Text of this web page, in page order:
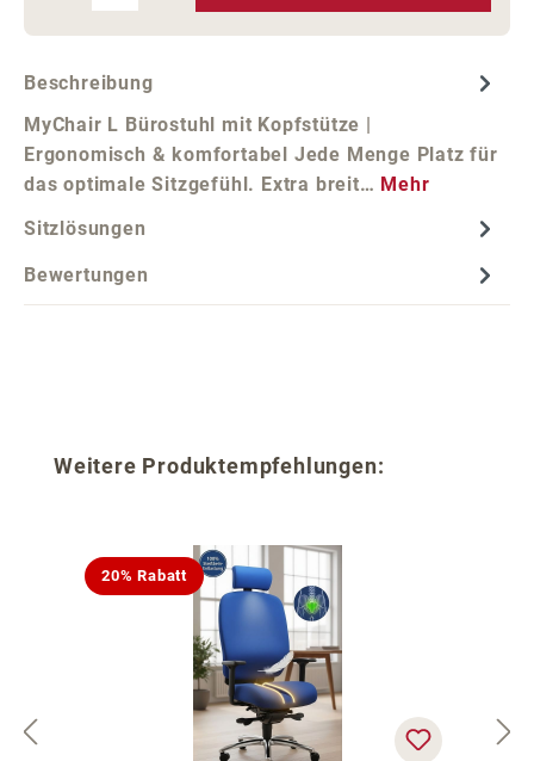
Beschreibung
MyChair L Bürostuhl mit Kopfstütze |
Ergonomisch & komfortabel Jede Menge Platz für
das optimale Sitzgefühl. Extra breit… Mehr
Sitzlösungen
Bewertungen
Produktgalerie überspringen
Weitere Produktempfehlungen:
20% Rabatt